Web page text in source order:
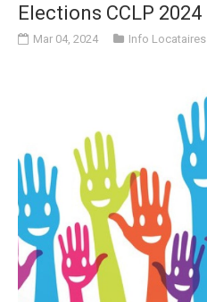
Elections CCLP 2024
Mar 04, 2024 Info Locataires